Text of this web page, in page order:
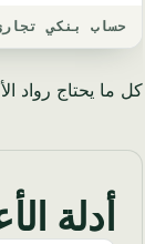
حساب بنكي
كل ما يحتاج رواد
أدلة